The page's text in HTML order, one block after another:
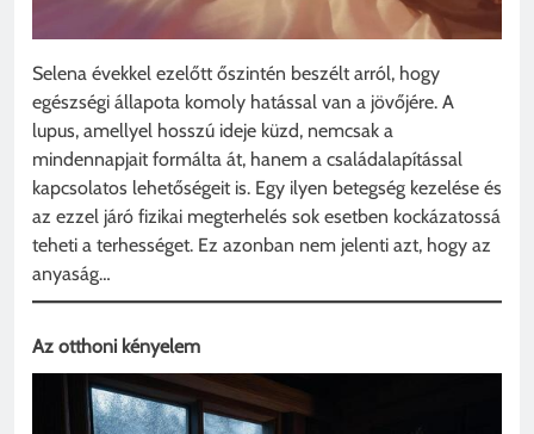
Selena évekkel ezelőtt őszintén beszélt arról, hogy
egészségi állapota komoly hatással van a jövőjére. A
lupus, amellyel hosszú ideje küzd, nemcsak a
mindennapjait formálta át, hanem a családalapítással
kapcsolatos lehetőségeit is. Egy ilyen betegség kezelése és
az ezzel járó fizikai megterhelés sok esetben kockázatossá
teheti a terhességet. Ez azonban nem jelenti azt, hogy az
anyaság…
Az otthoni kényelem